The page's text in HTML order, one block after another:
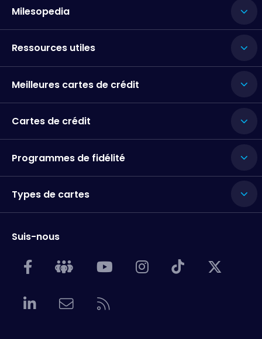
Milesopedia
Ressources utiles
Meilleures cartes de crédit
Cartes de crédit
Programmes de fidélité
Types de cartes
Suis-nous